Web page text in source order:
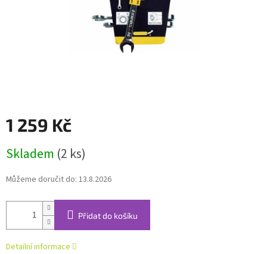
1 259 Kč
cena:
Skladem (2 ks)
Můžeme doručit do: 13.8.2026
Přidat do košíku
Detailní informace